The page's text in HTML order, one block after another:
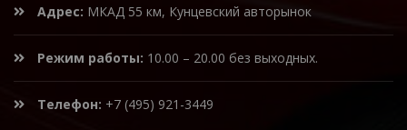
Адрес: МКАД 55 км, Кунцевский авторынок
Режим работы: 10.00 – 20.00 без выходных.
Телефон: +7 (495) 921-3449